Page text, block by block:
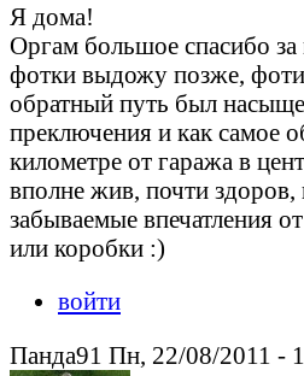
Я дома!
Оргам большое спасибо за
фотки выдожу позже,
обратный путь был
преключения и как самое
километре от гаража в
вполне жив, почти
забываемые впечатления
или коробки :)
войти
Панда91 Пн, 22/08/2011 -